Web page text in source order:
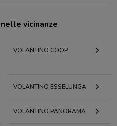
vicinanze
VOLANTINO COOP
VOLANTINO ESSELUNGA
VOLANTINO PANORAMA